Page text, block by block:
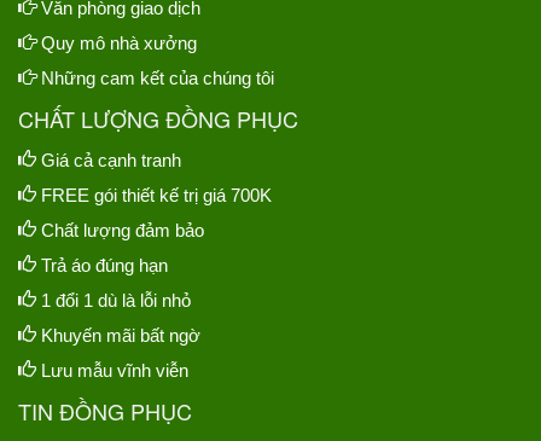
Văn phòng giao dịch
Quy mô nhà xưởng
Những cam kết của chúng tôi
CHẤT LƯỢNG ĐỒNG PHỤC
Giá cả cạnh tranh
FREE gói thiết kế trị giá 700K
Chất lượng đảm bảo
Trả áo đúng hạn
1 đổi 1 dù là lỗi nhỏ
Khuyến mãi bất ngờ
Lưu mẫu vĩnh viễn
TIN ĐỒNG PHỤC